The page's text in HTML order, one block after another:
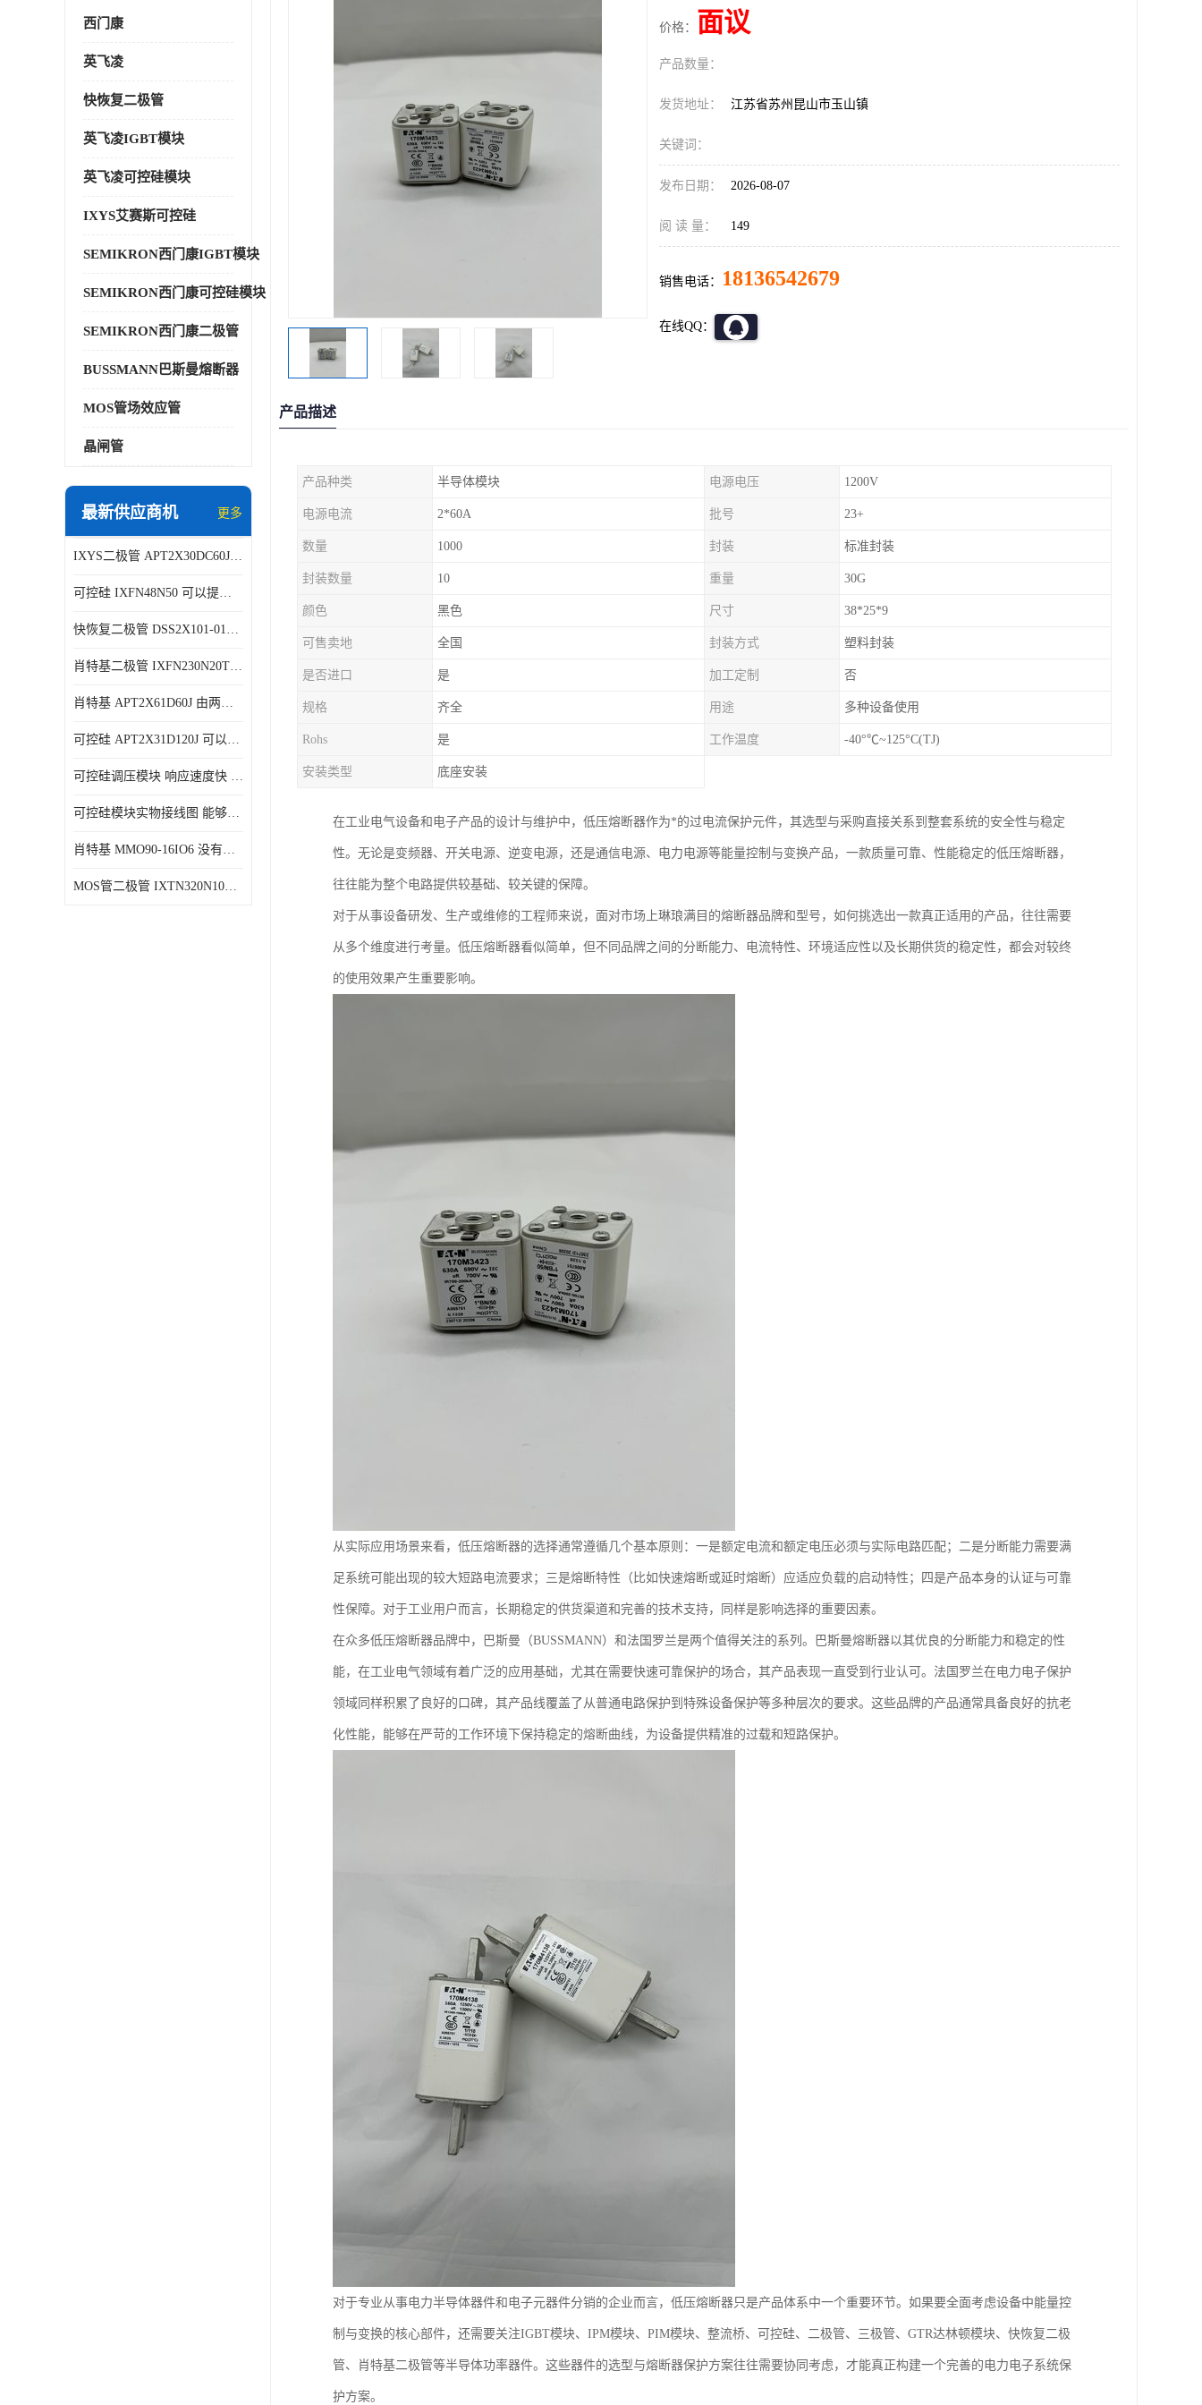
西门康
英飞凌
快恢复二极管
英飞凌IGBT模块
英飞凌可控硅模块
IXYS艾赛斯可控硅
SEMIKRON西门康IGBT模块
SEMIKRON西门康可控硅模块
SEMIKRON西门康二极管
BUSSMANN巴斯曼熔断器
MOS管场效应管
晶闸管
最新供应商机 更多
IXYS二极管 APT2X30DC60J 结构简单
可控硅 IXFN48N50 可以提供稳定的电压输出
快恢复二极管 DSS2X101-015A 具有较高的可靠性
肖特基二极管 IXFN230N20T 可以提供稳定的电压输出
肖特基 APT2X61D60J 由两个半导体材料组成
可控硅 APT2X31D120J 可以提供稳定的电压输出
可控硅调压模块 响应速度快 可控性强
可控硅模块实物接线图 能够减少能量损耗 响应速度快
肖特基 MMO90-16IO6 没有机械移动部件
MOS管二极管 IXTN320N10T 由两个半导体材料组成
价格： 面议
产品数量：
发货地址： 江苏省苏州昆山市玉山镇
关键词：
发布日期： 2026-08-07
阅 读 量： 149
销售电话： 18136542679
在线QQ：
产品描述
产品种类 半导体模块 电源电压 1200V
电源电流 2*60A 批号 23+
数量 1000 封装 标准封装
封装数量 10 重量 30G
颜色 黑色 尺寸 38*25*9
可售卖地 全国 封装方式 塑料封装
是否进口 是 加工定制 否
规格 齐全 用途 多种设备使用
Rohs 是 工作温度 -40°℃~125°C(TJ)
安装类型 底座安装
在工业电气设备和电子产品的设计与维护中，低压熔断器作为*的过电流保护元件，其选型与采购直接关系到整套系统的安全性与稳定
性。无论是变频器、开关电源、逆变电源，还是通信电源、电力电源等能量控制与变换产品，一款质量可靠、性能稳定的低压熔断器，
往往能为整个电路提供较基础、较关键的保障。
对于从事设备研发、生产或维修的工程师来说，面对市场上琳琅满目的熔断器品牌和型号，如何挑选出一款真正适用的产品，往往需要
从多个维度进行考量。低压熔断器看似简单，但不同品牌之间的分断能力、电流特性、环境适应性以及长期供货的稳定性，都会对较终
的使用效果产生重要影响。
从实际应用场景来看，低压熔断器的选择通常遵循几个基本原则：一是额定电流和额定电压必须与实际电路匹配；二是分断能力需要满
足系统可能出现的较大短路电流要求；三是熔断特性（比如快速熔断或延时熔断）应适应负载的启动特性；四是产品本身的认证与可靠
性保障。对于工业用户而言，长期稳定的供货渠道和完善的技术支持，同样是影响选择的重要因素。
在众多低压熔断器品牌中，巴斯曼（BUSSMANN）和法国罗兰是两个值得关注的系列。巴斯曼熔断器以其优良的分断能力和稳定的性
能，在工业电气领域有着广泛的应用基础，尤其在需要快速可靠保护的场合，其产品表现一直受到行业认可。法国罗兰在电力电子保护
领域同样积累了良好的口碑，其产品线覆盖了从普通电路保护到特殊设备保护等多种层次的要求。这些品牌的产品通常具备良好的抗老
化性能，能够在严苛的工作环境下保持稳定的熔断曲线，为设备提供精准的过载和短路保护。
对于专业从事电力半导体器件和电子元器件分销的企业而言，低压熔断器只是产品体系中一个重要环节。如果要全面考虑设备中能量控
制与变换的核心部件，还需要关注IGBT模块、IPM模块、PIM模块、整流桥、可控硅、二极管、三极管、GTR达林顿模块、快恢复二极
管、肖特基二极管等半导体功率器件。这些器件的选型与熔断器保护方案往往需要协同考虑，才能真正构建一个完善的电力电子系统保
护方案。